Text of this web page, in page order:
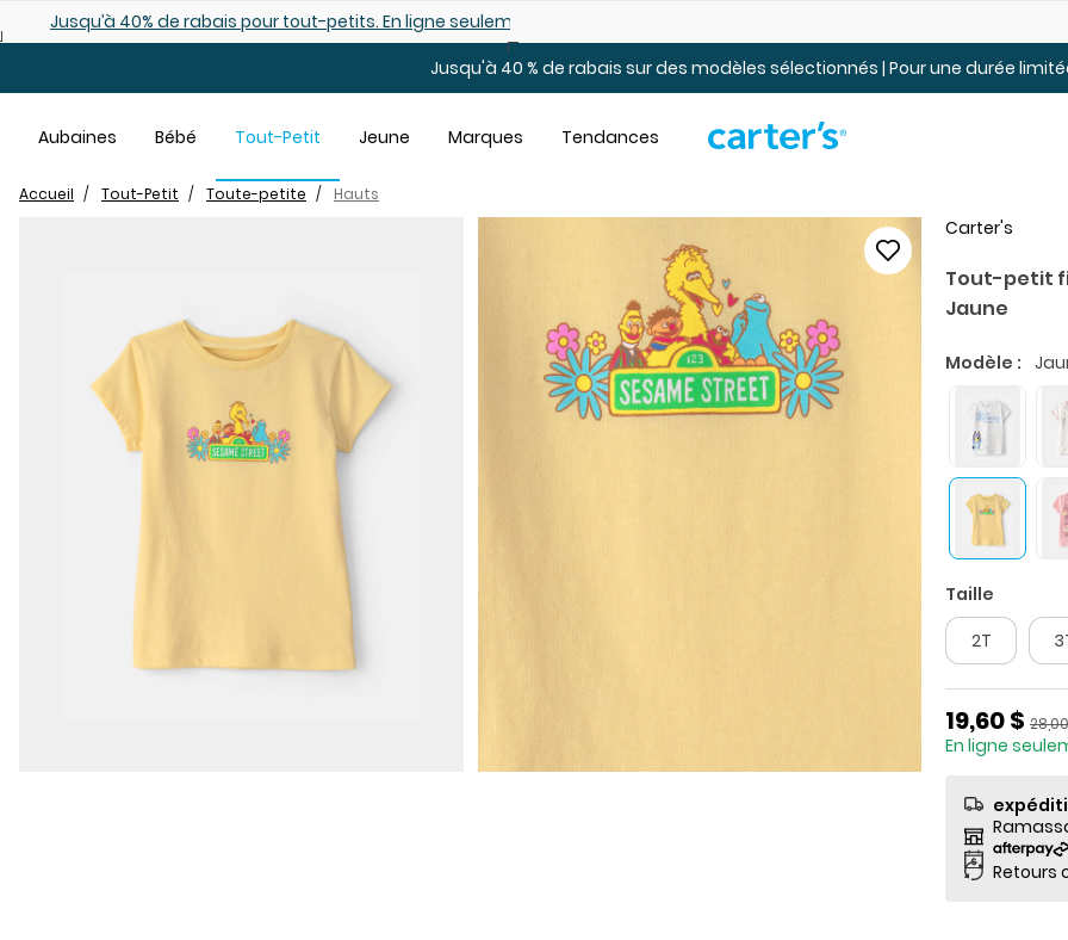
Jusqu’à 40% de rabais pour tout-petits. En ligne seulement.
Jusqu'à 40 % de rabais sur des modèles sélectionnés | Pour une durée
Aubaines Bébé Tout-Petit Jeune Marques Tendances
Accueil Tout-Petit Toute-petite Hauts
Carter's
Tout-petit
Jaune
Modèle :
Taille
2T
Prix de
19,60 $ Prix
En ligne
Retours